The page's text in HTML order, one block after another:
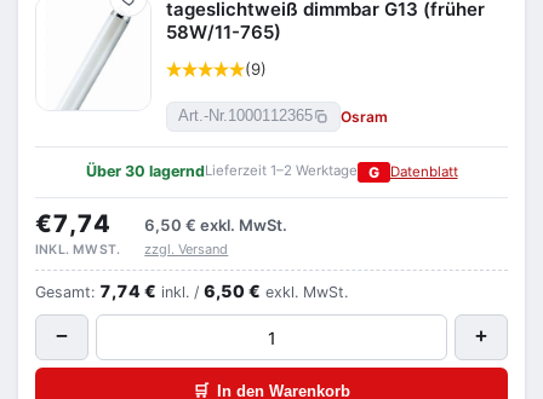
Merkentageslichtweiß dimmbar G13 (früher
58W/11-765)
(9)
Art.-Nr.1000112365 Osram
Über 30 lagerndLieferzeit 1–2 Werktage G Datenblatt
€7,74 6,50 € exkl. MwSt.
INKL. MWST. zzgl. Versand
Gesamt: 7,74 € inkl. / 6,50 € exkl. MwSt.
− +
🛒 In den Warenkorb